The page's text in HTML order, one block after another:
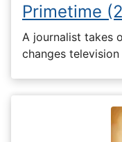
Primetime
A journalist takes
changes